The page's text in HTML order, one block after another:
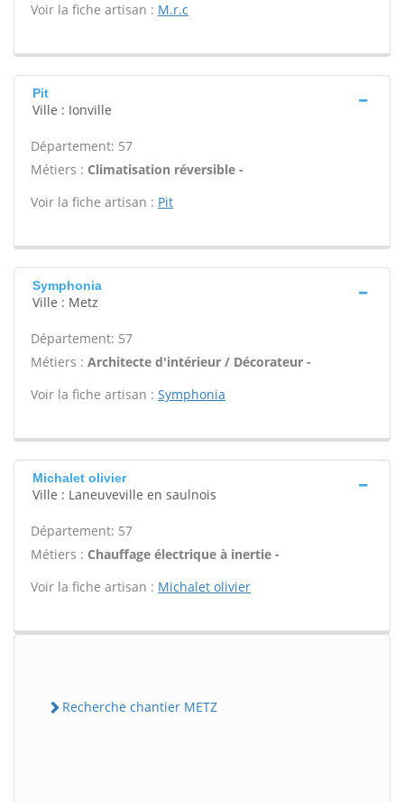
Voir la fiche artisan : M.r.c
Pit
Ville : Ionville
Département: 57
Métiers : Climatisation réversible -
Voir la fiche artisan : Pit
Symphonia
Ville : Metz
Département: 57
Métiers : Architecte d'intérieur / Décorateur -
Voir la fiche artisan : Symphonia
Michalet olivier
Ville : Laneuveville en saulnois
Département: 57
Métiers : Chauffage électrique à inertie -
Voir la fiche artisan : Michalet olivier
Recherche chantier METZ